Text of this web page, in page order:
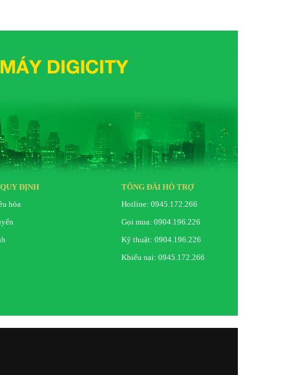
ĐỊNH
hòa
TỔNG ĐÀI HỖ TRỢ
Hotline: 0945.172.266
Gọi mua: 0904.196.226
Kỹ thuật: 0904.196.226
Khiếu nại: 0945.172.266